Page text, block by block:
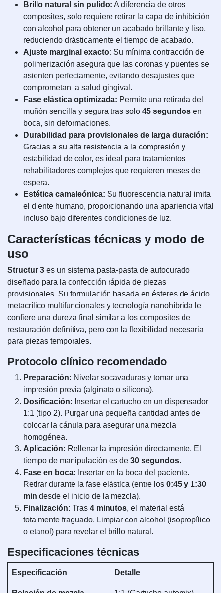
Brillo natural sin pulido: A diferencia de otros
composites, solo requiere retirar la capa de inhibición
con alcohol para obtener un acabado brillante y liso,
reduciendo drásticamente el tiempo de acabado.
Ajuste marginal exacto: Su mínima contracción de
polimerización asegura que las coronas y puentes se
asienten perfectamente, evitando desajustes que
comprometan la salud gingival.
Fase elástica optimizada: Permite una retirada del
muñón sencilla y segura tras solo 45 segundos en
boca, sin deformaciones.
Durabilidad para provisionales de larga duración:
Gracias a su alta resistencia a la compresión y
estabilidad de color, es ideal para tratamientos
rehabilitadores complejos que requieren meses de
espera.
Estética camaleónica: Su fluorescencia natural imita
el diente humano, proporcionando una apariencia vital
incluso bajo diferentes condiciones de luz.
Características técnicas y modo de
uso
Structur 3 es un sistema pasta-pasta de autocurado
diseñado para la confección rápida de piezas
provisionales. Su formulación basada en ésteres de ácido
metacrílico multifuncionales y tecnología nanohíbrida le
confiere una dureza final similar a los composites de
restauración definitiva, pero con la flexibilidad necesaria
para piezas temporales.
Protocolo clínico recomendado
Preparación: Nivelar socavaduras y tomar una
impresión previa (alginato o silicona).
Dosificación: Insertar el cartucho en un dispensador
1:1 (tipo 2). Purgar una pequeña cantidad antes de
colocar la cánula para asegurar una mezcla
homogénea.
Aplicación: Rellenar la impresión directamente. El
tiempo de manipulación es de 30 segundos.
Fase en boca: Insertar en la boca del paciente.
Retirar durante la fase elástica (entre los 0:45 y 1:30
min desde el inicio de la mezcla).
Finalización: Tras 4 minutos, el material está
totalmente fraguado. Limpiar con alcohol (isopropílico
o etanol) para revelar el brillo natural.
Especificaciones técnicas
Especificación Detalle